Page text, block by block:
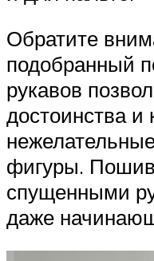
Обратите
подобранный
рукавов
достоинства и
фигуры. Пошив
спущенными
даже